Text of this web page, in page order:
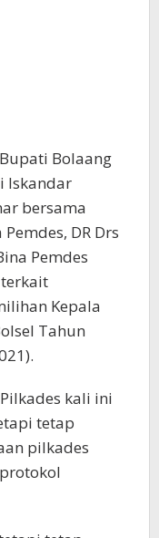
Bolaang
Iskandar
bersama
DR Drs
Pemdes
Kepala
Tahun
kali ini
tetap
pilkades